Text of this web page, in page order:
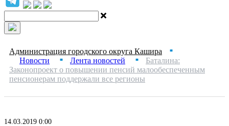
Администрация городского округа Кашира ■
Новости ■ Лента новостей ■
Баталина:
Законопроект о повышении пенсий малообеспеченным
пенсионерам поддержали все регионы
14.03.2019 0:00